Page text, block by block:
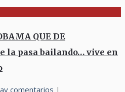
QUE DE
la pasa bailando… vive en
comentarios |